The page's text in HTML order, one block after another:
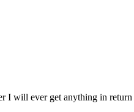
I will ever get anything in